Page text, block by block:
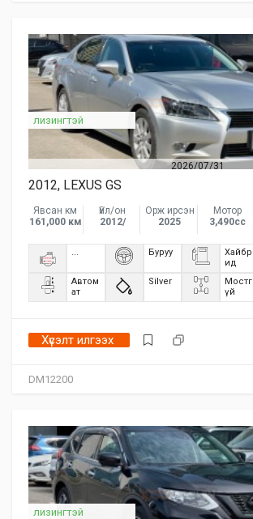
2026/07/31
DM12200
лизингтэй
2012, LEXUS GS
Явсан км
161,000 км
Үйл/он
2012/
Орж ирсэн
2025
Мотор
3,490сс
... Буруу
Хайбр
ид
Автом
ат
Silver
Мостг
үй
Хүсэлт илгээх
лизингтэй